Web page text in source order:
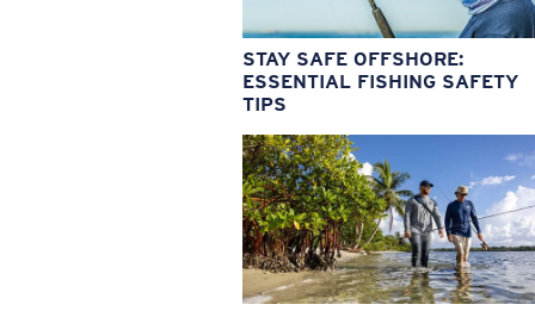
STAY SAFE OFFSHORE:
ESSENTIAL FISHING SAFETY
TIPS